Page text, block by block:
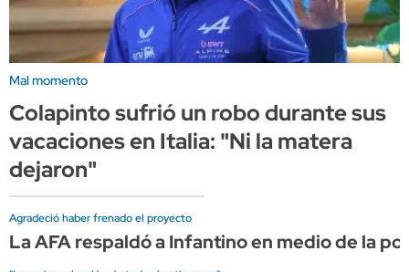
Mal momento
Colapinto sufrió un robo durante sus
vacaciones en Italia: "Ni la matera
dejaron"
Agradeció haber frenado el proyecto
La AFA respaldó a Infantino en medio de la